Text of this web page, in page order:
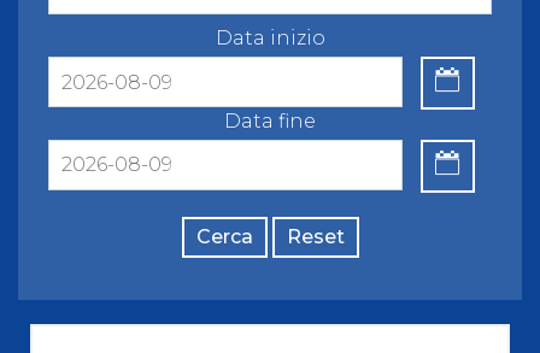
Data inizio
Data fine
Cerca Reset